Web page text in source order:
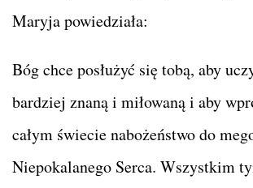
Maryja powiedziała:
Bóg chce posłużyć się tobą, aby
bardziej znaną i miłowaną i aby
całym świecie nabożeństwo do
Niepokalanego Serca. Wszystkim